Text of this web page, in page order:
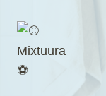
sisältöön